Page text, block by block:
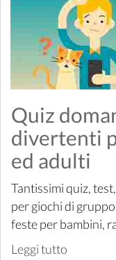
Quiz
divertenti
ed adulti
Tantissimi quiz,
per giochi di
feste per bambini,
Leggi tutto